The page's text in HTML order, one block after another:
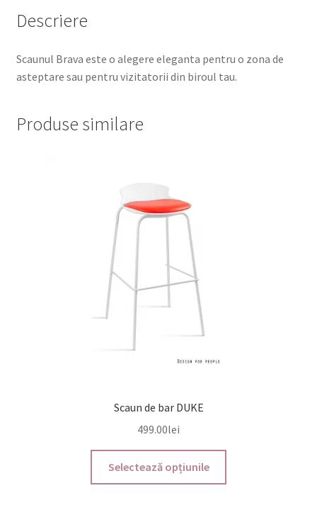
Descriere
Scaunul Brava este o alegere eleganta pentru o zona de
asteptare sau pentru vizitatorii din biroul tau.
Produse similare
Scaun de bar DUKE
499.00lei
Selectează opțiunile